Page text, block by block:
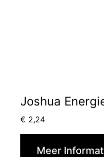
Joshua
€ 2,24
Meer